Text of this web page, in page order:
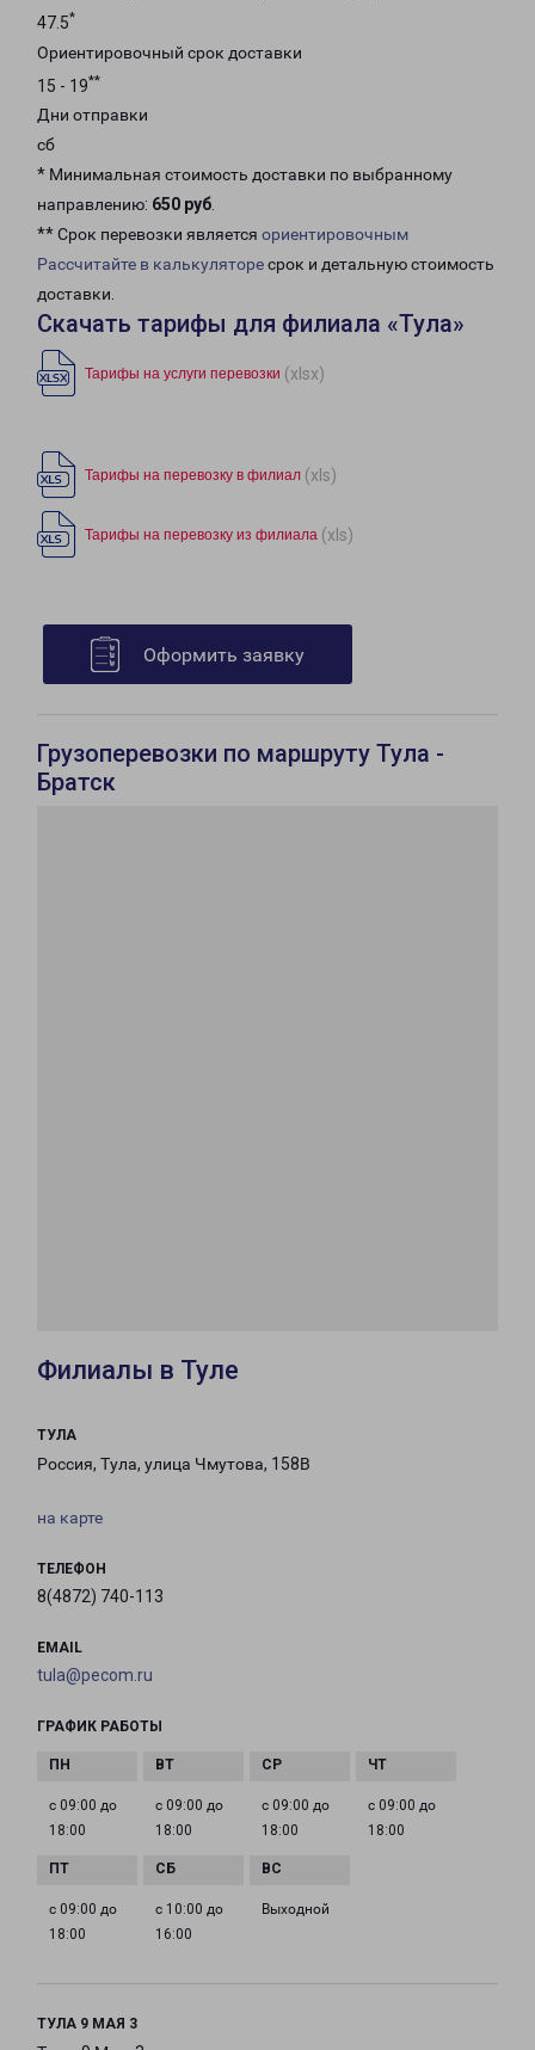
47.5*
Ориентировочный срок доставки
15 - 19**
Дни отправки
сб
* Минимальная стоимость доставки по выбранному
направлению: 650 руб.
** Срок перевозки является ориентировочным
Рассчитайте в калькуляторесрок и детальную стоимость
доставки.
Скачать тарифы для филиала «Тула»
Тарифы на услуги перевозки (xlsx)
Тарифы на перевозку в филиал (xls)
Тарифы на перевозку из филиала (xls)
Оформить заявку
Грузоперевозки по маршруту Тула -
Братск
Филиалы в Туле
ТУЛА
Россия, Тула, улица Чмутова, 158В
на карте
ТЕЛЕФОН
8(4872) 740-113
EMAIL
tula@pecom.ru
ГРАФИК РАБОТЫ
с 09:00 до
18:00
с 09:00 до
18:00
с 09:00 до
18:00
с 09:00 до
18:00
с 09:00 до
18:00
с 10:00 до
16:00
Выходной
ТУЛА 9 МАЯ 3